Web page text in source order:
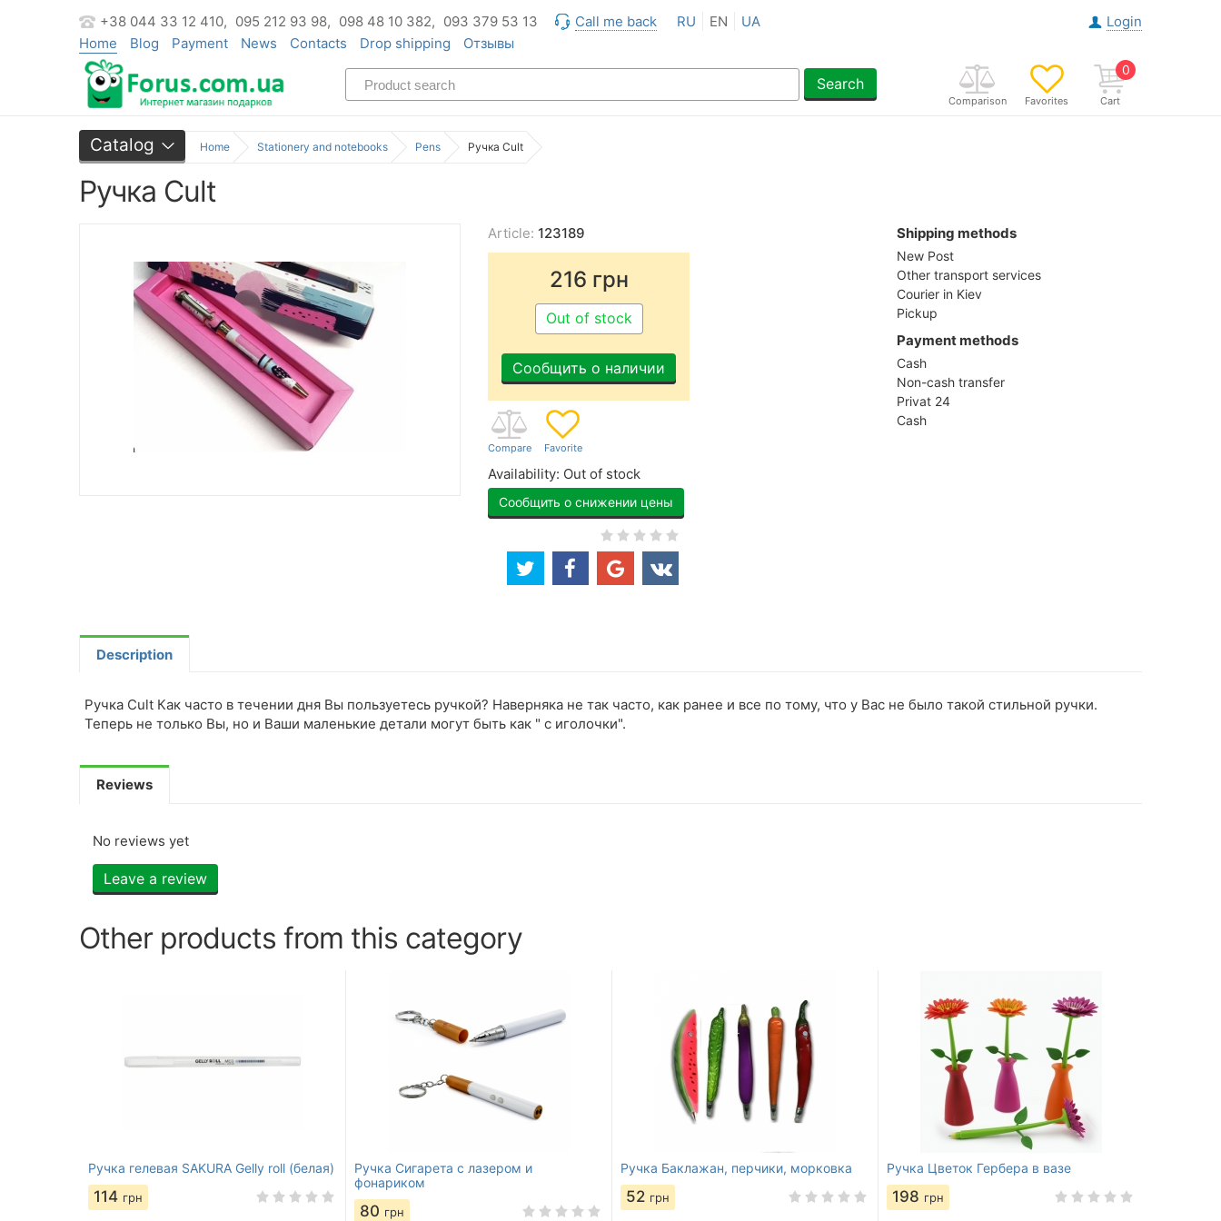
+38 044 33 12 410, 095 212 93 98, 098 48 10 382, 093 379 53 13 Call me back RU EN UA
Login
Home
Blog Payment News Contacts Drop shipping Отзывы
0
Cart
Favorites
Comparison
Search
Catalog Home Stationery and notebooks Pens Ручка Cult
Ручка Cult
Article: 123189
216 грн
Out of stock
Сообщить о наличии
Availability: Out of stock
Сообщить о снижении цены
Shipping methods
New Post
Other transport services
Courier in Kiev
Pickup
Payment methods
Cash
Non-cash transfer
Privat 24
Cash
Description
Ручка Cult Как часто в течении дня Вы пользуетесь ручкой? Наверняка не так часто, как ранее и все по тому, что у Вас не было такой стильной ручки.
Теперь не только Вы, но и Ваши маленькие детали могут быть как " с иголочки".
Reviews
No reviews yet
Leave a review
Other products from this category
Ручка гелевая SAKURA Gelly roll (белая)
114 грн
Ручка Сигарета с лазером и
фонариком
80 грн
Ручка Баклажан, перчики, морковка
52 грн
Ручка Цветок Гербера в вазе
198 грн